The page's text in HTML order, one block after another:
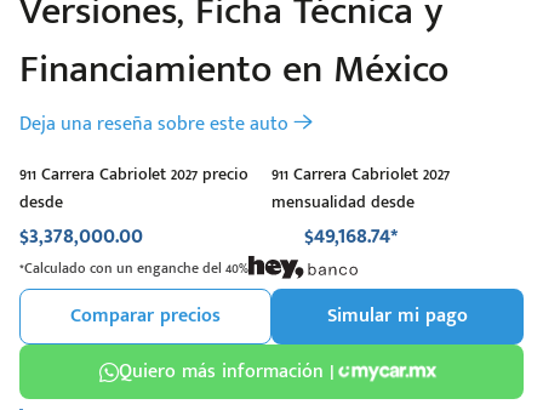
Financiamiento en México
Deja una reseña sobre este auto
911 Carrera Cabriolet 2027 precio
desde
$3,378,000.00
911 Carrera Cabriolet 2027
mensualidad desde
$49,168.74*
*Calculado con un enganche del 40%
Comparar precios
Simular mi pago
Quiero más información |